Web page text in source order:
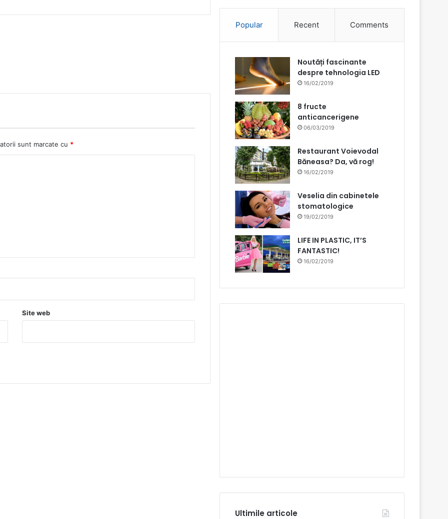
sunt marcate cu *
Site web
Popular Recent Comments
Noutăți fascinante
despre tehnologia LED
16/02/2019
8 fructe
anticancerigene
06/03/2019
Restaurant Voievodal
Băneasa? Da, vă rog!
16/02/2019
Veselia din cabinetele
stomatologice
19/02/2019
LIFE IN PLASTIC, IT’S
FANTASTIC!
16/02/2019
Ultimile articole